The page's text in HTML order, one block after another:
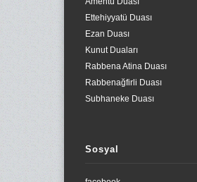
Ettehiyyatü Duası
Ezan Duası
Kunut Duaları
Rabbena Atina Duası
Rabbenağfirli Duası
Subhaneke Duası
Sosyal